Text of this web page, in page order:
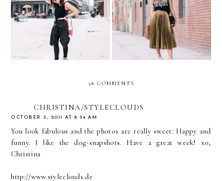
Black & Fishnets in New
Orleans
Rock & Roll GOLD ///
PLEATED GOLD SKIRT
38 COMMENTS
CHRISTINA/STYLECLOUDS
OCTOBER 3, 2011 AT 8:34 AM
You look fabulous and the photos are really sweet: Happy and
funny. I like the dog-snapshots. Have a great week! xo,
Christina
http://www.styleclouds.de